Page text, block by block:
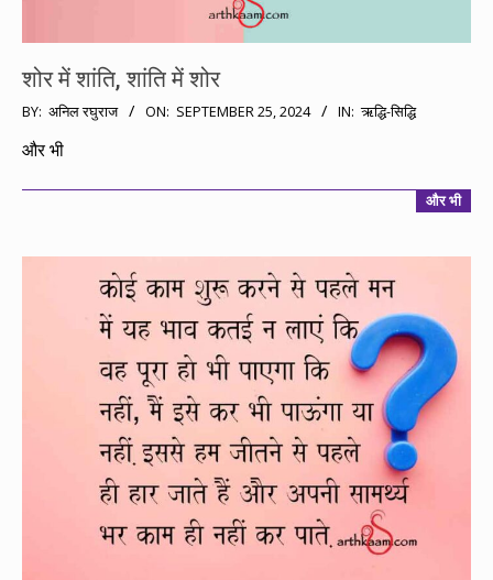
शोर में शांति, शांति में शोर
2024-
09-
BY: अनिल रघुराज ON: SEPTEMBER 25, 2024 IN: ऋद्धि-सिद्धि
और भी
और भी